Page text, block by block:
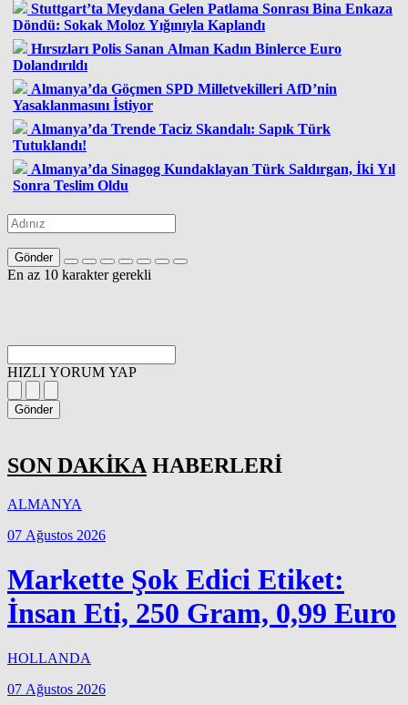
Stuttgart’ta Meydana Gelen Patlama Sonrası Bina Enkaza
Döndü: Sokak Moloz Yığınıyla Kaplandı
Hırsızları Polis Sanan Alman Kadın Binlerce Euro
Dolandırıldı
Almanya’da Göçmen SPD Milletvekilleri AfD’nin
Yasaklanmasını İstiyor
Almanya’da Trende Taciz Skandalı: Sapık Türk
Tutuklandı!
Almanya’da Sinagog Kundaklayan Türk Saldırgan, İki Yıl
Sonra Teslim Oldu
Gönder
En az 10 karakter gerekli
HIZLI YORUM YAP
Gönder
SON DAKİKA HABERLERİ
ALMANYA
07 Ağustos 2026
Markette Şok Edici Etiket:
İnsan Eti, 250 Gram, 0,99 Euro
HOLLANDA
07 Ağustos 2026